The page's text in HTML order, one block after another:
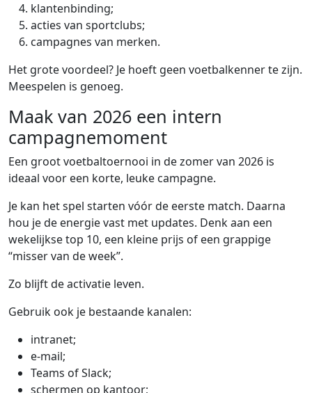
klantenbinding;
acties van sportclubs;
campagnes van merken.
Het grote voordeel? Je hoeft geen voetbalkenner te zijn.
Meespelen is genoeg.
Maak van 2026 een intern
campagnemoment
Een groot voetbaltoernooi in de zomer van 2026 is
ideaal voor een korte, leuke campagne.
Je kan het spel starten vóór de eerste match. Daarna
hou je de energie vast met updates. Denk aan een
wekelijkse top 10, een kleine prijs of een grappige
“misser van de week”.
Zo blijft de activatie leven.
Gebruik ook je bestaande kanalen:
intranet;
e-mail;
Teams of Slack;
schermen op kantoor;